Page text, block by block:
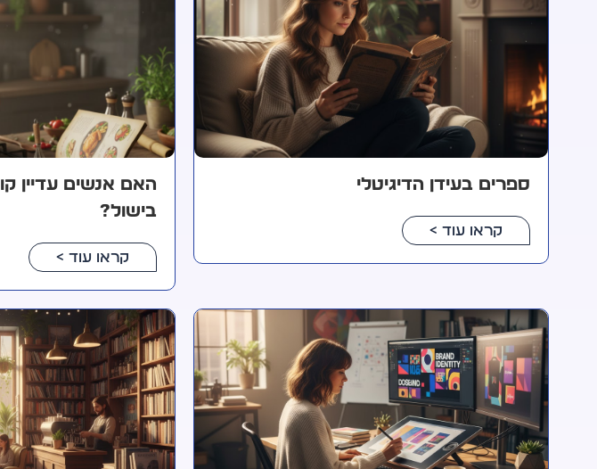
ספרים בעידן הדיגיטלי
קראו עוד >
האם אנשים עדיין
בישול?
קראו עוד >